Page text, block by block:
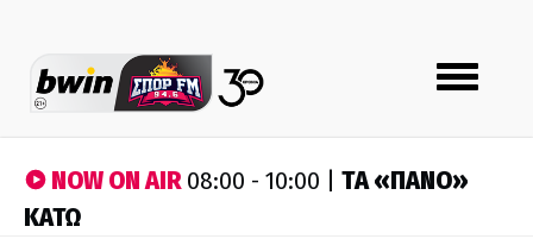
Toggle
navigation
NOW ON AIR08:00 - 10:00 | ΤA «ΠΑΝΟ»
ΚΑΤΩ